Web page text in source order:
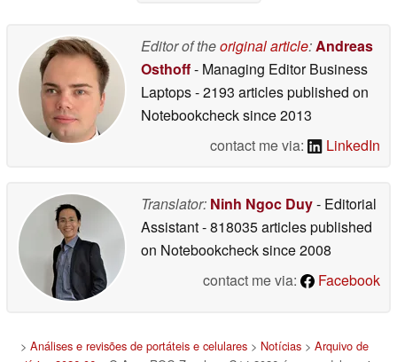
Editor of theoriginal article: Andreas
Osthoff- Managing Editor Business
Laptops- 2193 articles published on
Notebookchecksince 2013
contact me via:
LinkedIn
Translator: Ninh Ngoc Duy- Editorial
Assistant- 818035 articles published
on Notebookchecksince 2008
contact me via:
Facebook
> Análises e revisões de portáteis e celulares> Notícias> Arquivo de